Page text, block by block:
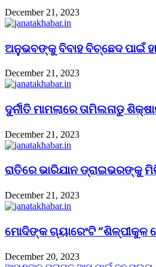
December 21, 2023
ଅନୁଭବଙ୍କୁ ବିବାହ ବିଚ୍ଛେଦ ପାଇଁ
December 21, 2023
ଦୁର୍ନୀତି ମାମଲାରେ ତାମିଲନାଡୁ
December 21, 2023
ରାତିରେ ଭାରିଯାନ ଡ୍ରାଇଭରଙ୍କୁ
December 21, 2023
ମୋଦିଙ୍କ ଗ୍ୟାରେଂଟି “ଶିଳ୍ପୀକୁଳ
December 20, 2023